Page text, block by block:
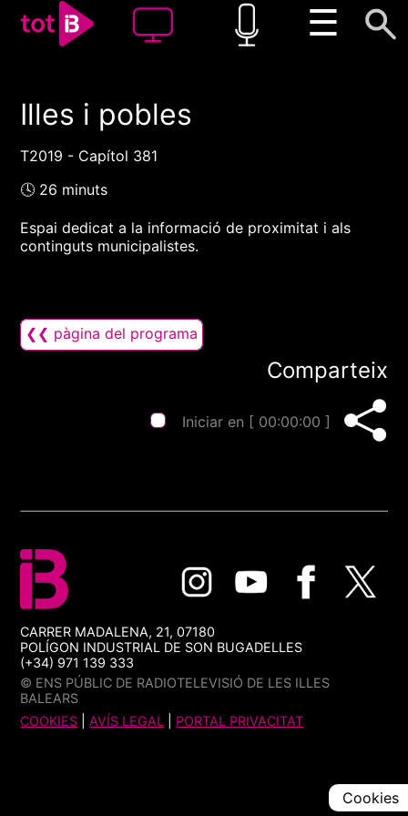
☰
00:00 00:00
1x
Illes i pobles
T2019 - Capítol 381
🕓 26 minuts
Espai dedicat a la informació de proximitat i als
continguts municipalistes.
❮❮ pàgina del programa
Comparteix
Iniciar en [ 00:00:00 ]
CARRER MADALENA, 21, 07180
POLÍGON INDUSTRIAL DE SON BUGADELLES
(+34) 971 139 333
© ENS PÚBLIC DE RADIOTELEVISIÓ DE LES ILLES
BALEARS
COOKIES |AVÍS LEGAL PORTAL PRIVACITAT
Cookies